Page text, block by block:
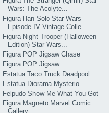
Wars: The Acolyte...
Figura Han Solo Star Wars
Episode IV Vintage Colle...
Figura Night Trooper (Halloween
Edition) Star Wars...
Figura POP Jigsaw Chase
Figura POP Jigsaw
Estatua Taco Truck Deadpool
Estatua Diorama Mysterio
Felpudo Show Me What You Got
Figura Magneto Marvel Comic
Gallery